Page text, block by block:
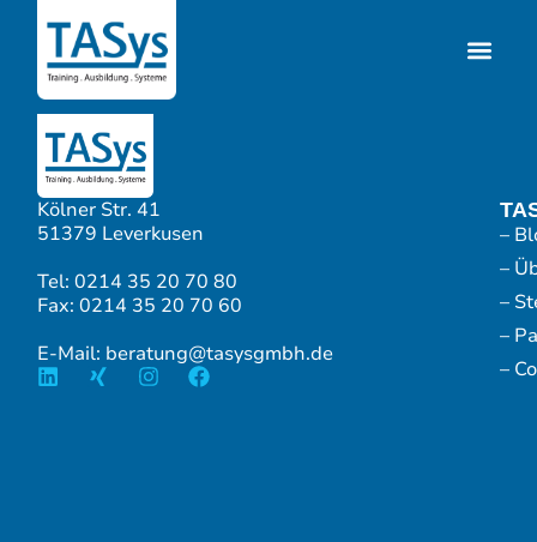
Kölner Str. 41
51379 Leverkusen
Tel: 0214 35 20 70 80
Fax: 0214 35 20 70 60
E-Mail: beratung@tasysgmbh.de
–
–
–
–
–